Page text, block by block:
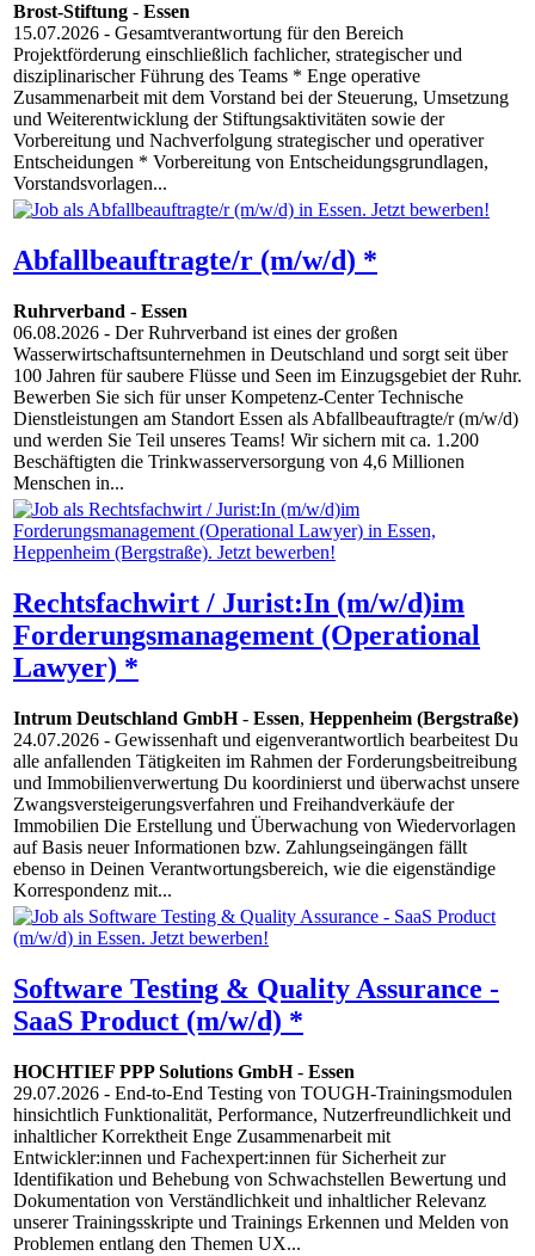
Brost-Stiftung - Essen
15.07.2026 - Gesamtverantwortung für den Bereich
Projektförderung einschließlich fachlicher, strategischer und
disziplinarischer Führung des Teams * Enge operative
Zusammenarbeit mit dem Vorstand bei der Steuerung, Umsetzung
und Weiterentwicklung der Stiftungsaktivitäten sowie der
Vorbereitung und Nachverfolgung strategischer und operativer
Entscheidungen * Vorbereitung von Entscheidungsgrundlagen,
Vorstandsvorlagen...
Abfallbeauftragte/r (m/w/d) *
Ruhrverband - Essen
06.08.2026 - Der Ruhrverband ist eines der großen
Wasserwirtschaftsunternehmen in Deutschland und sorgt seit über
100 Jahren für saubere Flüsse und Seen im Einzugsgebiet der Ruhr.
Bewerben Sie sich für unser Kompetenz-Center Technische
Dienstleistungen am Standort Essen als Abfallbeauftragte/r (m/w/d)
und werden Sie Teil unseres Teams! Wir sichern mit ca. 1.200
Beschäftigten die Trinkwasserversorgung von 4,6 Millionen
Menschen in...
Rechtsfachwirt / Jurist:In (m/w/d)im
Forderungsmanagement (Operational
Lawyer) *
Intrum Deutschland GmbH- Essen, Heppenheim (Bergstraße)
24.07.2026 - Gewissenhaft und eigenverantwortlich bearbeitest Du
alle anfallenden Tätigkeiten im Rahmen der Forderungsbeitreibung
und Immobilienverwertung Du koordinierst und überwachst unsere
Zwangsversteigerungsverfahren und Freihandverkäufe der
Immobilien Die Erstellung und Überwachung von Wiedervorlagen
auf Basis neuer Informationen bzw. Zahlungseingängen fällt
ebenso in Deinen Verantwortungsbereich, wie die eigenständige
Korrespondenz mit...
Software Testing & Quality Assurance -
SaaS Product (m/w/d) *
HOCHTIEF PPP Solutions GmbH- Essen
29.07.2026 - End-to-End Testing von TOUGH-Trainingsmodulen
hinsichtlich Funktionalität, Performance, Nutzerfreundlichkeit und
inhaltlicher Korrektheit Enge Zusammenarbeit mit
Entwickler:innen und Fachexpert:innen für Sicherheit zur
Identifikation und Behebung von Schwachstellen Bewertung und
Dokumentation von Verständlichkeit und inhaltlicher Relevanz
unserer Trainingsskripte und Trainings Erkennen und Melden von
Problemen entlang den Themen UX...